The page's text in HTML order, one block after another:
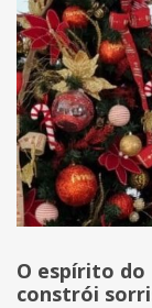
O espírito
constrói